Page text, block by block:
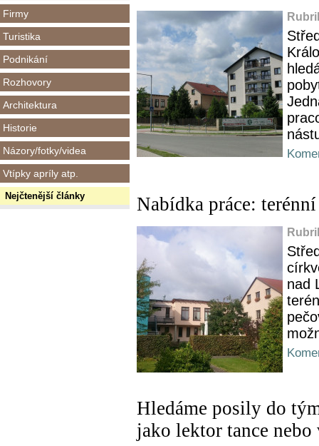
Firmy
Turistika
Podnikání
Rozhovory
Architektura
Historie
Názory/fotky/videa
Vtípky apríly atp.
Nejčtenější články Nabídka práce:
nad
Hledáme posily do
jako lektor tance